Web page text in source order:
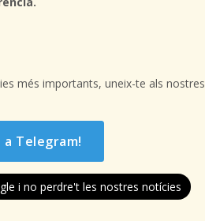
més importants, uneix-te als nostres
a Telegram!
i no perdre't les nostres notícies